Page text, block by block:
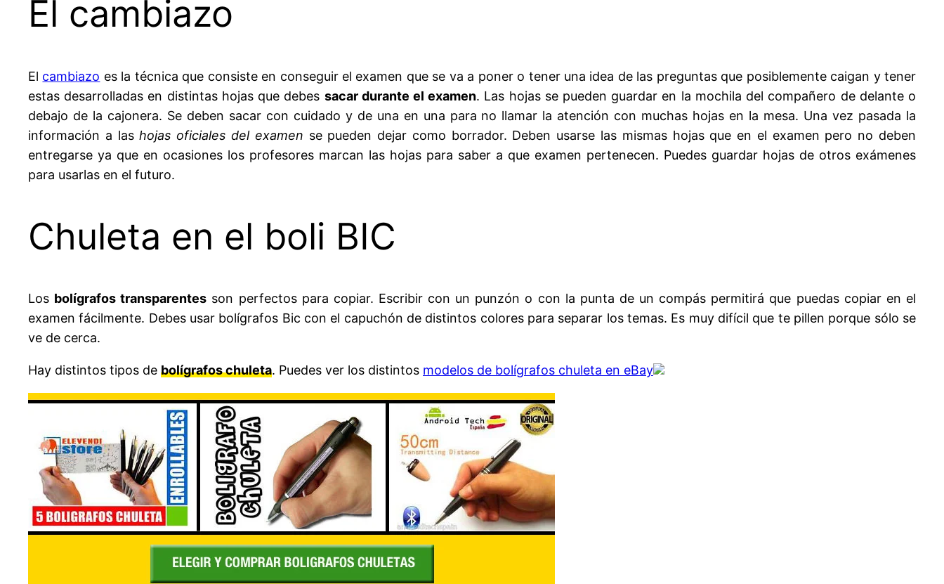
El cambiazo
El cambiazo es la técnica que consiste en conseguir el examen que se va a poner o tener una idea de las preguntas que posiblemente caigan y tener
estas desarrolladas en distintas hojas que debes sacar durante el examen. Las hojas se pueden guardar en la mochila del compañero de delante o
debajo de la cajonera. Se deben sacar con cuidado y de una en una para no llamar la atención con muchas hojas en la mesa. Una vez pasada la
información a lashojas oficiales del examen se pueden dejar como borrador. Deben usarse las mismas hojas que en el examen pero no deben
entregarse ya que en ocasiones los profesores marcan las hojas para saber a que examen pertenecen. Puedes guardar hojas de otros exámenes
para usarlas en el futuro.
Chuleta en el boli BIC
Los bolígrafos transparentes son perfectos para copiar. Escribir con un punzón o con la punta de un compás permitirá que puedas copiar en el
examen fácilmente. Debes usar bolígrafos Bic con el capuchón de distintos colores para separar los temas. Es muy difícil que te pillen porque sólo se
ve de cerca.
Hay distintos tipos de bolígrafos chuleta. Puedes ver los distintos modelos de bolígrafos chuleta en eBay